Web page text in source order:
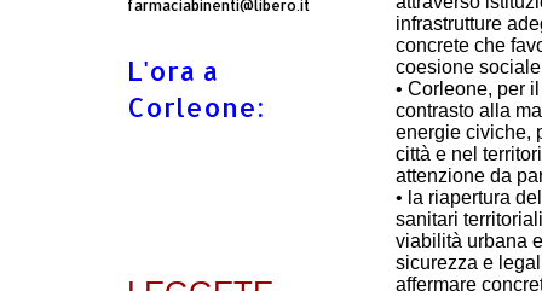
infrastrutture
concrete che
coesione
• Corleone, per
contrasto alla
energie civiche,
città e nel
attenzione da
• la riapertura
sanitari
viabilità urbana
sicurezza e
affermare
farmaciabinenti@libero.it
L'ora a
Corleone: